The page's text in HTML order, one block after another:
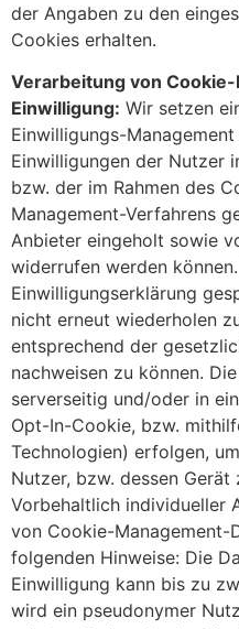
der Angaben zu den
Cookies erhalten.
Verarbeitung von
Einwilligung: Wir setzen
Einwilligungs-
Einwilligungen der Nutzer
bzw. der im Rahmen des
Management-Verfahrens
Anbieter eingeholt sowie
widerrufen werden
Einwilligungserklärung
nicht erneut wiederholen
entsprechend der
nachweisen zu können.
serverseitig und/oder in
Opt-In-Cookie, bzw.
Technologien) erfolgen,
Nutzer, bzw. dessen Gerät
Vorbehaltlich individueller
von Cookie-Management-
folgenden Hinweise: Die
Einwilligung kann bis zu
wird ein pseudonymer